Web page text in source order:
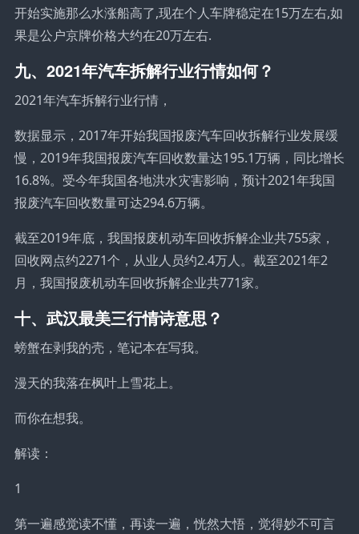
开始实施那么水涨船高了,现在个人车牌稳定在15万左右,如
果是公户京牌价格大约在20万左右.
九、2021年汽车拆解行业行情如何？
2021年汽车拆解行业行情，
数据显示，2017年开始我国报废汽车回收拆解行业发展缓
慢，2019年我国报废汽车回收数量达195.1万辆，同比增长
16.8%。受今年我国各地洪水灾害影响，预计2021年我国
报废汽车回收数量可达294.6万辆。
截至2019年底，我国报废机动车回收拆解企业共755家，
回收网点约2271个，从业人员约2.4万人。截至2021年2
月，我国报废机动车回收拆解企业共771家。
十、武汉最美三行情诗意思？
螃蟹在剥我的壳，笔记本在写我。
漫天的我落在枫叶上雪花上。
而你在想我。
解读：
1
第一遍感觉读不懂，再读一遍，恍然大悟，觉得妙不可言